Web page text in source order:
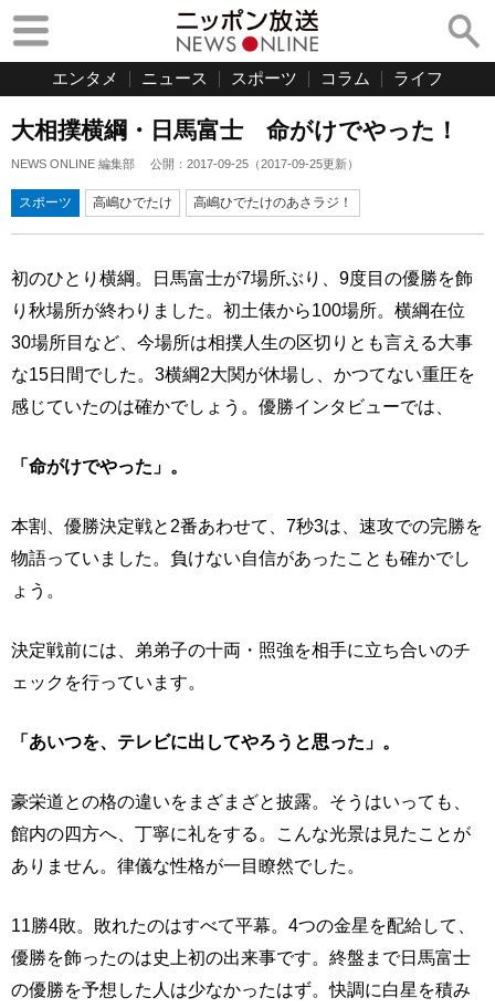
エンタメ ニュース スポーツ コラム ライフ
大相撲横綱・日馬富士 命がけでやった！
NEWS ONLINE 編集部 公開： 2017-09-25 （2017-09-25更新）
スポーツ 高嶋ひでたけ 高嶋ひでたけのあさラジ！
初のひとり横綱。日馬富士が7場所ぶり、9度目の優勝を飾
り秋場所が終わりました。初土俵から100場所。横綱在位
30場所目など、今場所は相撲人生の区切りとも言える大事
な15日間でした。3横綱2大関が休場し、かつてない重圧を
感じていたのは確かでしょう。優勝インタビューでは、
「命がけでやった」。
本割、優勝決定戦と2番あわせて、7秒3は、速攻での完勝を
物語っていました。負けない自信があったことも確かでし
ょう。
決定戦前には、弟弟子の十両・照強を相手に立ち合いのチ
ェックを行っています。
「あいつを、テレビに出してやろうと思った」。
豪栄道との格の違いをまざまざと披露。そうはいっても、
館内の四方へ、丁寧に礼をする。こんな光景は見たことが
ありません。律儀な性格が一目瞭然でした。
11勝4敗。敗れたのはすべて平幕。4つの金星を配給して、
優勝を飾ったのは史上初の出来事です。終盤まで日馬富士
の優勝を予想した人は少なかったはず。快調に白星を積み